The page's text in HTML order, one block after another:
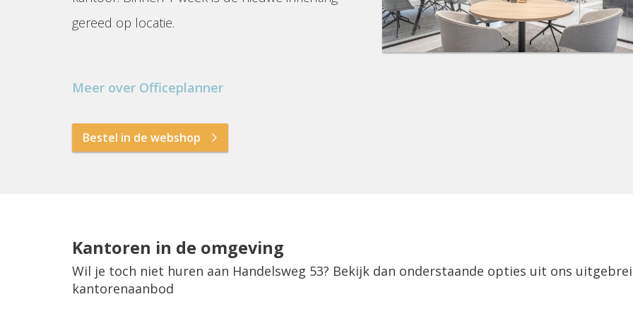
gereed op locatie.
Meer over Officeplanner
Bestel in de webshop
Kantoren in de omgeving
Wil je toch niet huren aan Handelsweg 53? Bekijk dan onderstaande opties uit ons
kantorenaanbod